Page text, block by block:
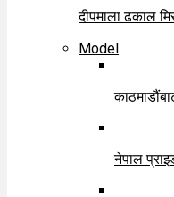
दीपमाला ढकाल
Model
नेपाल